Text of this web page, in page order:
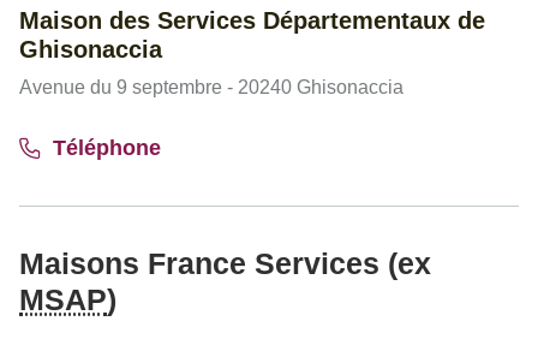
Maison des Services Départementaux de
Ghisonaccia
Avenue du 9 septembre - 20240 Ghisonaccia
Téléphone
Maisons France Services (ex
MSAP)